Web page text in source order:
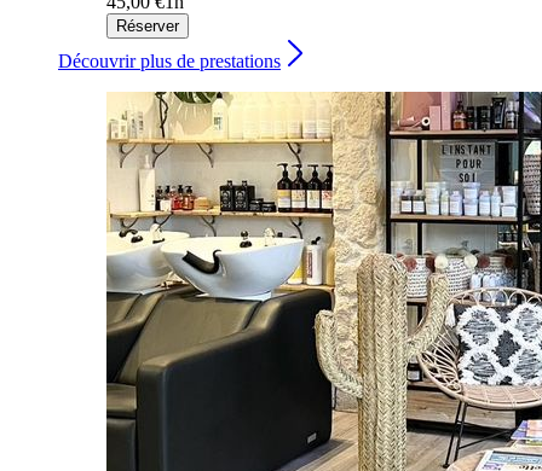
Réserver
Découvrir plus de prestations